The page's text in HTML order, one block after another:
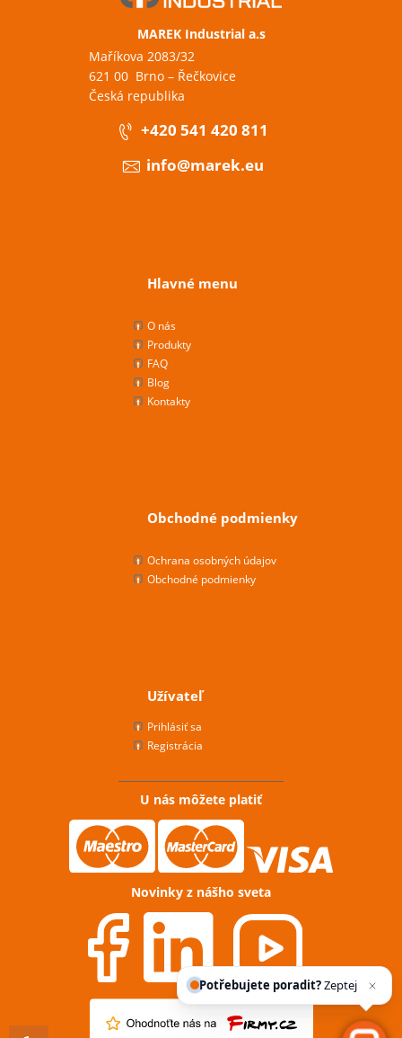
MAREK Industrial a.s
Maříkova 2083/32
621 00 Brno – Řečkovice
Česká republika
+420 541 420 811
info@marek.eu
Hlavné menu
O nás
Produkty
FAQ
Blog
Kontakty
Obchodné podmienky
Ochrana osobných údajov
Obchodné podmienky
Užívateľ
Prihlásiť sa
Registrácia
U nás môžete platiť
Novinky z nášho sveta
Potřebujete poradit?Zeptejte se našeh